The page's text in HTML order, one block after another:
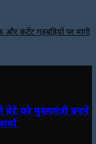
और कंटेंट गड़बड़ियों पर मांगी
बेटे को मुख्यमंत्री बनने